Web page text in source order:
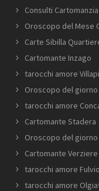
Consulti
Oroscopo del Mese
Carte Sibilla
Cartomante Inzago
tarocchi amore
Oroscopo del giorno
tarocchi amore
Cartomante Stadera
Oroscopo del giorno
Cartomante Verziere
tarocchi amore
tarocchi amore